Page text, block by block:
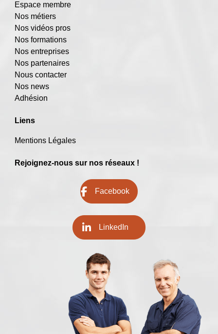
Espace membre
Nos métiers
Nos vidéos pros
Nos formations
Nos entreprises
Nos partenaires
Nous contacter
Nos news
Adhésion
Liens
Mentions Légales
Rejoignez-nous sur nos réseaux !
Facebook
LinkedIn